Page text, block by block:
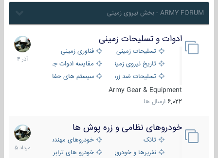
ARMY FORUM - بخش نیروی زمینی
ادوات و تسلیحات زمینی
تسلیحات زمینی
فناوری زمینی
تاریخ نیروی زمینی
مقایسه ادوات جنگی
تسلیحات ضد زره
سیستم های حفاظت فعال
Army Gear & Equipment
6,022 ارسال ها
21
آذر
1404
خودروهای نظامی و زره پوش ها
تانک
خودروهای مهندسی
نفربرها و خودروی های رزمی پیاده نظام
خودرو های ترابری نظامی
2
مرداد
1405